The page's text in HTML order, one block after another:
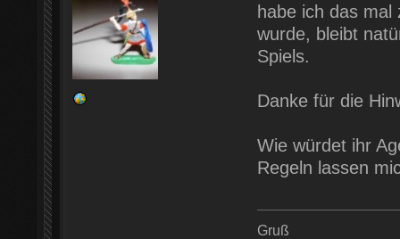
habe ich das
wurde, bleibt
Spiels.
Danke für die
Wie würdet ihr
Regeln lassen
Gruß